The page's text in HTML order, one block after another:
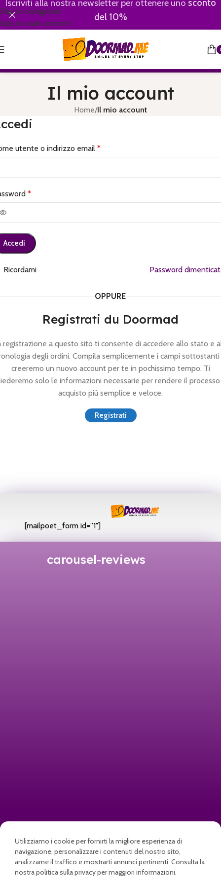
Skip to navigation
Skip to main content
Iscriviti alla nostra newsletter per ottenere uno sconto
del 10%
Il mio account
Home/Il mio account
utente o indirizzo email *
*
Accedi
Password
Ricordami
OPPURE
Registrati du Doormad
registrazione a questo sito ti consente di accedere allo stato e
degli ordini. Compila semplicemente i campi
creeremo un nuovo account per te in pochissimo tempo. Ti
solo le informazioni necessarie per rendere il
acquisto più semplice e veloce.
Registrati
[mailpoet_form id=”1″]
carousel-reviews
stampati per la tua azienda o
per la tua famiglia, con logo o
nome
Utilizziamo i cookie per fornirti la migliore esperienza di
navigazione, personalizzare i contenuti del nostro sito,
analizzarne il traffico e mostrarti annunci pertinenti. Consulta la
nostra politica sulla privacy per maggiori informazioni.